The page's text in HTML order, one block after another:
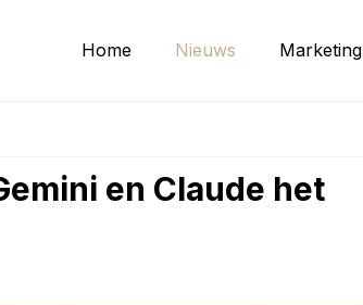
Home Nieuws Marketing
en Claude het